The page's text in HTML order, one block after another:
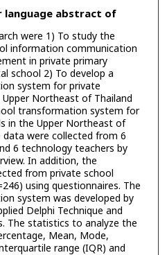
abstract of
were 1) To study the
information communication
in private primary
school 2) To develop a
system for private
Northeast of Thailand
transformation system for
in the Upper Northeast of
were collected from 6
6 technology teachers by
In addition, the
from private school
using questionnaires. The
system was developed by
Delphi Technique and
The statistics to analyze the
Mean, Mode,
range (IQR) and